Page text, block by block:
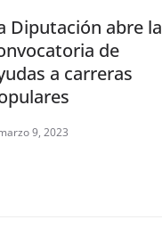
Diputación abre la
de
a carreras
9, 2023